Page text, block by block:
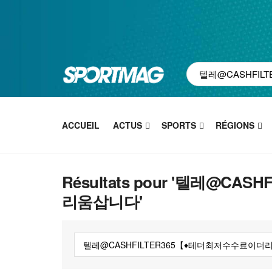
ACCUEIL ACTUS SPORTS RÉGIONS
Résultats pour '텔레
리움삽니다'